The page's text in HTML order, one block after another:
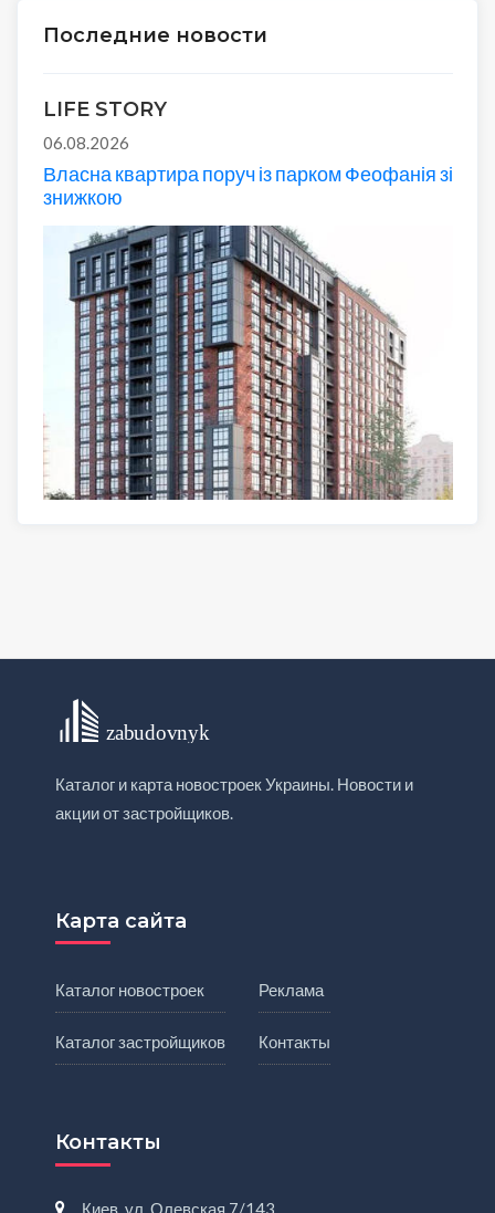
Последние новости
LIFE STORY
06.08.2026
Власна квартира поруч із парком Феофанія зі
знижкою
Каталог и карта новостроек Украины. Новости и
акции от застройщиков.
Карта сайта
Каталог новостроек
Каталог застройщиков
Реклама
Контакты
Контакты
Киев, ул. Олевская 7/143